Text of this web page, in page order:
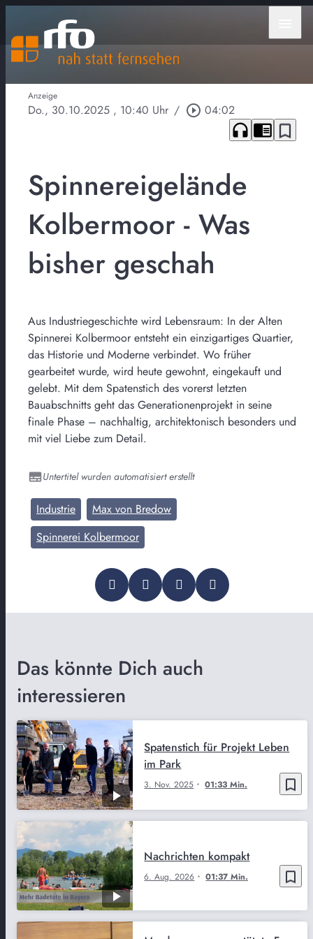
Anzeige
Do., 30.10.2025 , 10:40 Uhr / play_circle_outline 04:02
headphones chrome_reader_mode bookmark_border
Spinnereigelände
Kolbermoor - Was
bisher geschah
Aus Industriegeschichte wird Lebensraum: In der Alten
Spinnerei Kolbermoor entsteht ein einzigartiges Quartier,
das Historie und Moderne verbindet. Wo früher
gearbeitet wurde, wird heute gewohnt, eingekauft und
gelebt. Mit dem Spatenstich des vorerst letzten
Bauabschnitts geht das Generationenprojekt in seine
finale Phase – nachhaltig, architektonisch besonders und
mit viel Liebe zum Detail.
Untertitel wurden automatisiert erstellt
Industrie
Max von Bredow
Spinnerei Kolbermoor
Das könnte Dich auch
interessieren
bookmark_border
3. Nov. 2025 01:33 Min.
Spatenstich für Projekt Leben
im Park
bookmark_border
6. Aug. 2026 01:37 Min.
Nachrichten kompakt